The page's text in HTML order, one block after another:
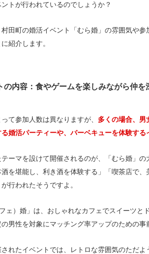
トが行われているのでしょうか？
村田町の婚活イベント「むら婚」の雰囲気や
紹介します。
の内容：食やゲームを楽しみながら仲を
て参加人数は異なりますが、 多くの場合、男
婚活パーティーや、バーベキューを体験する
ーマを設けて開催されるのが、「むら婚」の
酒を堪能し、利き酒を体験する」「喫茶店で
行われたそうですよ。
フェ）婚」は、おしゃれなカフェでスイーツ
男性を対象にマッチング率アップのための事
れたイベントでは、レトロな雰囲気のただ